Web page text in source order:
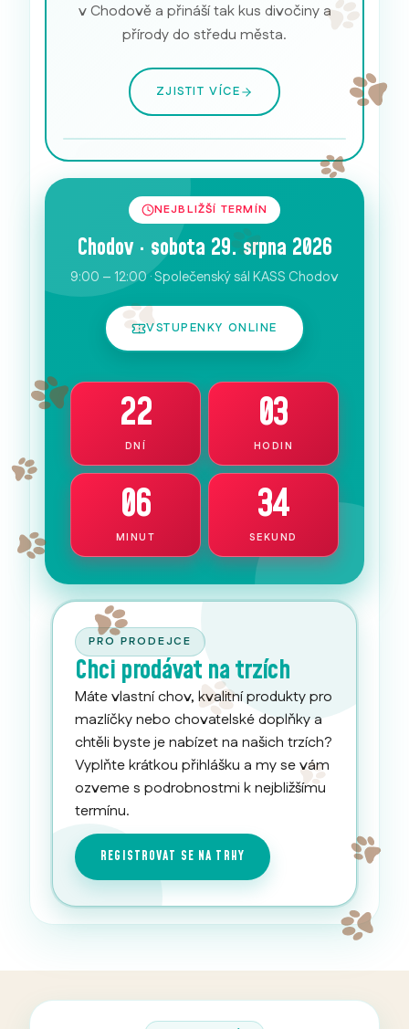
v Chodově a přináší tak kus divočiny a
přírody do středu města.
ZJISTIT VÍCE
Akvarijní ryby
NEJBLIŽŠÍ TERMÍN
Chodov · sobota 29. srpna 2026
9:00 – 12:00 · Společenský sál KASS Chodov
VSTUPENKY ONLINE
22
DNÍ
03
HODIN
06
MINUT
33
SEKUND
PRO PRODEJCE
Chci prodávat na trzích
Máte vlastní chov, kvalitní produkty pro
mazlíčky nebo chovatelské doplňky a
chtěli byste je nabízet na našich trzích?
Vyplňte krátkou přihlášku a my se vám
ozveme s podrobnostmi k nejbližšímu
termínu.
REGISTROVAT SE NA TRHY